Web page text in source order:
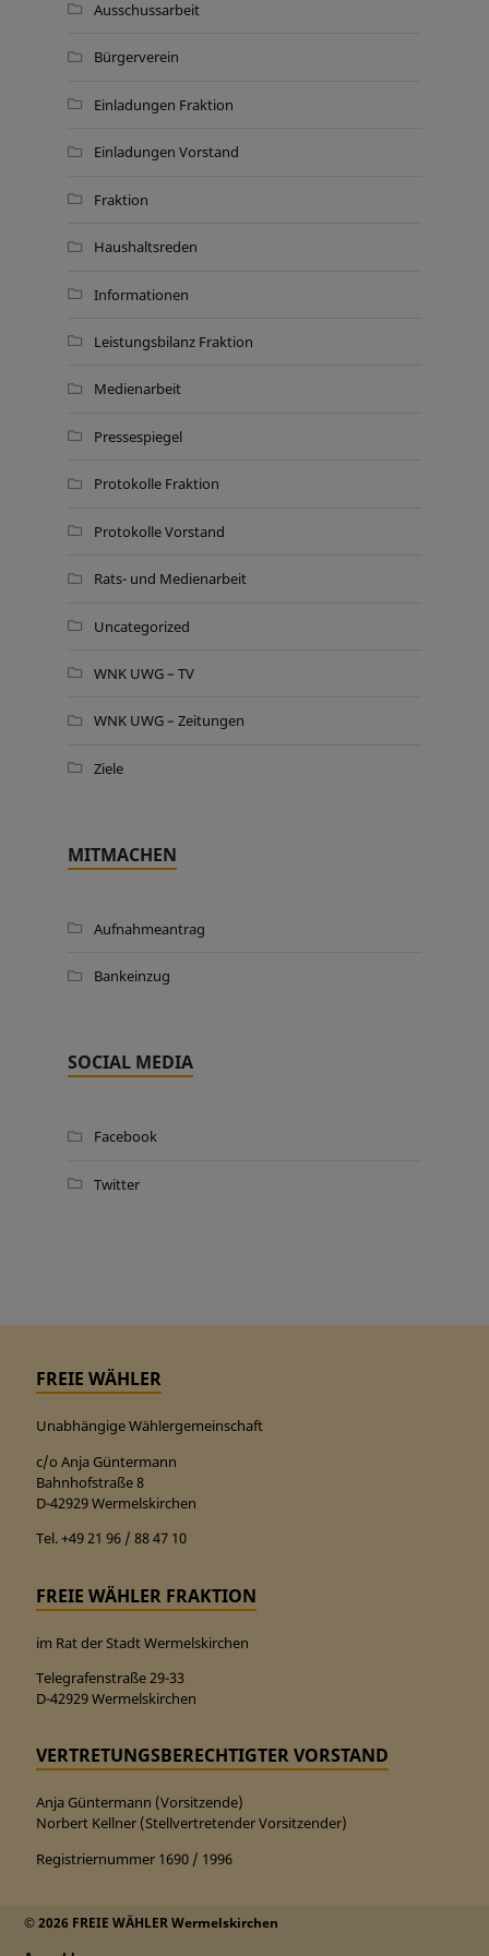
Ausschussarbeit
Bürgerverein
Einladungen Fraktion
Einladungen Vorstand
Fraktion
Haushaltsreden
Informationen
Leistungsbilanz Fraktion
Medienarbeit
Pressespiegel
Protokolle Fraktion
Protokolle Vorstand
Rats- und Medienarbeit
Uncategorized
WNK UWG – TV
WNK UWG – Zeitungen
Ziele
MITMACHEN
Aufnahmeantrag
Bankeinzug
SOCIAL MEDIA
Facebook
Twitter
FREIE WÄHLER
Unabhängige Wählergemeinschaft
c/o Anja Güntermann
Bahnhofstraße 8
D-42929 Wermelskirchen
Tel. +49 21 96 / 88 47 10
FREIE WÄHLER FRAKTION
im Rat der Stadt Wermelskirchen
Telegrafenstraße 29-33
D-42929 Wermelskirchen
VERTRETUNGSBERECHTIGTER VORSTAND
Anja Güntermann (Vorsitzende)
Norbert Kellner (Stellvertretender Vorsitzender)
Registriernummer 1690 / 1996
© 2026 FREIE WÄHLER Wermelskirchen